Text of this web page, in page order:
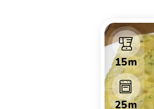
15m
25m